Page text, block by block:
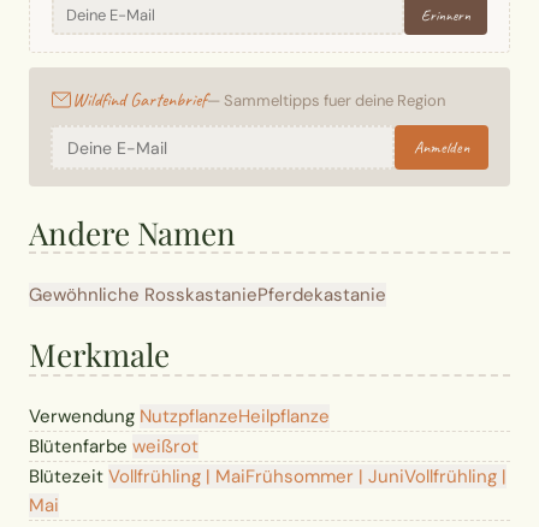
Erinnern
Wildfind Gartenbrief— Sammeltipps fuer deine Region
Anmelden
Andere Namen
Gewöhnliche RosskastaniePferdekastanie
Merkmale
Verwendung NutzpflanzeHeilpflanze
Blütenfarbe weißrot
Blütezeit Vollfrühling | MaiFrühsommer | JuniVollfrühling |
Mai